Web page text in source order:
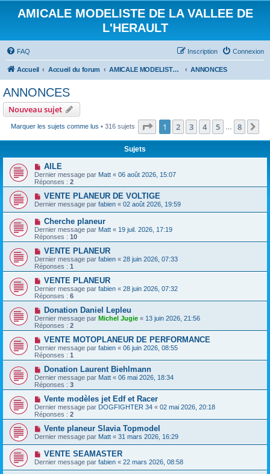
AMICALE MODELISTE DE LA VALLEE DE
L'HERAULT
FAQ Connexion
Inscription
Accueil Accueil du forum AMICALE MODELISTE DE LA VALLEE DE L'HERAULT ANNONCES
ANNONCES
Nouveau sujet
Marquer les sujets comme lus • 316 sujets Page 1sur8
1 2 3 4 5 8
Sujets
AILE
Dernier message par Matt « 06 août 2026, 15:07
Réponses : 2
VENTE PLANEUR DE VOLTIGE
Dernier message par fabien « 02 août 2026, 19:59
Cherche planeur
Dernier message par Matt « 19 juil. 2026, 17:19
Réponses : 10
VENTE PLANEUR
Dernier message par fabien « 28 juin 2026, 07:33
Réponses : 1
VENTE PLANEUR
Dernier message par fabien « 28 juin 2026, 07:32
Réponses : 6
Donation Daniel Lepleu
Dernier message par Michel Jugie « 13 juin 2026, 21:56
Réponses : 2
VENTE MOTOPLANEUR DE PERFORMANCE
Dernier message par fabien « 06 juin 2026, 08:55
Réponses : 1
Donation Laurent Biehlmann
Dernier message par Matt « 06 mai 2026, 18:34
Réponses : 3
Vente modèles jet Edf et Racer
Dernier message par DOGFIGHTER 34 « 02 mai 2026, 20:18
Réponses : 2
Vente planeur Slavia Topmodel
Dernier message par Matt « 31 mars 2026, 16:29
VENTE SEAMASTER
Dernier message par fabien « 22 mars 2026, 08:58